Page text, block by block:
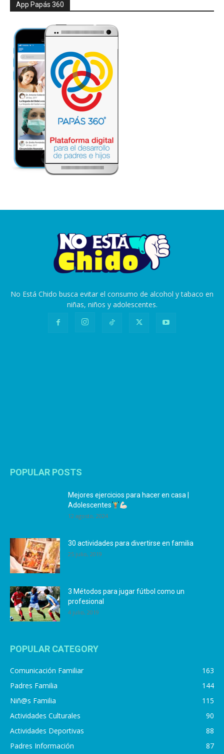
App Papás 360
No Está Chido busca evitar el consumo de alcohol y tabaco en
niñas, niños y adolescentes.
POPULAR POSTS
Mejores ejercicios para hacer en casa |
Adolescentes
12 agosto, 2024
30 actividades para divertirse en familia
25 julio, 2019
3 Métodos para jugar fútbol como un
profesional
4 julio, 2019
POPULAR CATEGORY
Comunicación Familiar
163
Padres Familia
144
Niñ@s Familia
115
Actividades Culturales
90
Actividades Deportivas
88
Padres Información
87